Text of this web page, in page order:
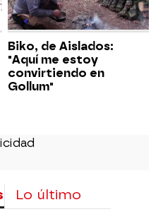
Biko, de Aislados:
"Aquí me estoy
convirtiendo en
Gollum"
Lo último